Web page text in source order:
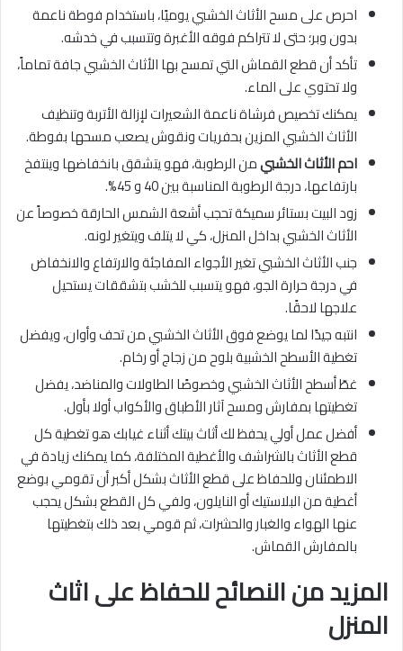
احرص على مسح الأثاث الخشبي يوميًا، باستخدام فوطة ناعمة
بدون وبر؛ حتى لا تتراكم فوقه الأغبرة وتتسبب في خدشه.
تأكد أن قطع القماش التي تمسح بها الأثاث الخشبي جافة تماماً،
ولا تحتوي على الماء.
يمكنك تخصيص فرشاة ناعمة الشعيرات لإزالة الأتربة وتنظيف
الأثاث الخشبي المزين بحفريات ونقوش يصعب مسحها بفوطة.
احم الأثاث الخشبيمن الرطوبة، فهو يتشقق بانخفاضها وينتفخ
بارتفاعها، درجة الرطوبة المناسبة بين 40 و 45%.
زود البيت بستائر سميكة تحجب أشعة الشمس الحارقة خصوصاً عن
الأثاث الخشبي بداخل المنزل، كي لا يتلف ويتغير لونه.
جنب الأثاث الخشبي تغير الأجواء المفاجئة والارتفاع والانخفاض
في درجة حرارة الجو، فهو يتسبب للخشب بتشققات يستحيل
علاجها لاحقًا.
انتبه جيدًا لما يوضع فوق الأثاث الخشبي من تحف وأوان، ويفضل
تغطية الأسطح الخشبية بلوح من زجاج أو رخام.
غطّ أسطح الأثاث الخشبي وخصوصًا الطاولات والمناضد، يفضل
تغطيتها بمفارش ومسح آثار الأطباق والأكواب أولا بأول.
أفضل عمل أولي يحفظ لك أثاث بيتك أثناء غيابك هو تغطية كل
قطع الأثاث بالشراشف والأغطية المختلفة، كما يمكنك زيادة في
الاطمئنان وللحفاظ على قطع الأثاث بشكل أكبر أن تقومي بوضع
أغطية من البلاستيك أو النايلون، ولفي كل القطع بشكل يحجب
عنها الهواء والغبار والحشرات، ثم قومي بعد ذلك بتغطيتها
بالمفارش القماش.
المزيد من النصائح للحفاظ على اثاث
المنزل